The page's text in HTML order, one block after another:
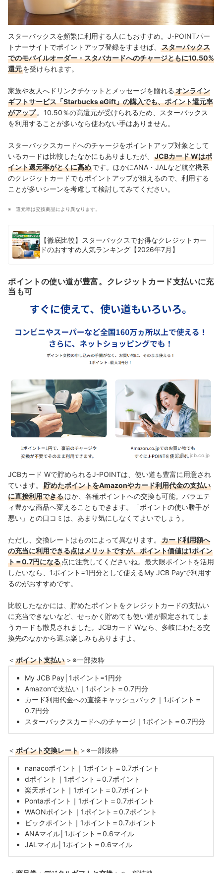
スターバックスを頻繁に利用する人にもおすすめ。J-POINTパー
トナーサイトでポイントアップ登録をすませば、
スターバックス
でのモバイルオーダー・スタバカードへのチャージともに10.50%
還元を受けられます。
家族や友人へドリンクチケットとメッセージを贈れる オンライン
ギフトサービス「Starbucks eGift」の購入でも、ポイント還元率
がアップ 。10.50％の高還元が受けられるため、スターバックス
を利用することが多いなら使わない手はありません。
スターバックスカードへのチャージをポイントアップ対象として
いるカードは比較したなかにもありましたが、
JCBカード Wはポ
イント還元率がとくに高めです。ほかにANA・JALなど航空機系
のクレジットカードでもポイントアップが狙えるので、利用する
ことが多いシーンを考慮して検討してみてください。
還元率は交換商品により異なります。
【徹底比較】スターバックスでお得なクレジットカー
ドのおすすめ人気ランキング【2026年7月】
ポイントの使い道が豊富。クレジットカード支払いに充
当も可
出典： jcb.co.jp
JCBカード Wで貯められるJ-POINTは、使い道も豊富に用意され
ています。
貯めたポイントをAmazonやカード利用代金の支払い
に直接利用できるほか、各種ポイントへの交換も可能。バラエテ
ィ豊かな商品へ変えることもできます。「ポイントの使い勝手が
悪い」との口コミは、あまり気にしなくてよいでしょう。
ただし、交換レートはものによって異なります。
カード利用額へ
の充当に利用できる点はメリットですが、ポイント価値は1ポイン
ト＝0.7円になる 点に注意してくださいね。最大限ポイントを活用
したいなら、1ポイント=1円分として使えるMy JCB Payで利用す
るのがおすすめです。
比較したなかには、貯めたポイントをクレジットカードの支払い
に充当できないなど、せっかく貯めても使い道が限定されてしま
うカードも散見されました。 JCBカード Wなら、多岐にわたる交
換先のなかから選ぶ楽しみもありますよ。
＜ ポイント支払い ＞※一部抜粋
My JCB Pay│1ポイント=1円分
Amazonで支払い｜1ポイント＝0.7円分
カード利用代金への直接キャッシュバック｜1ポイント＝
0.7円分
スターバックスカードへのチャージ｜1ポイント＝0.7円分
＜ ポイント交換レート ＞※一部抜粋
nanacoポイント｜1ポイント＝0.7ポイント
dポイント｜1ポイント＝0.7ポイント
楽天ポイント｜1ポイント＝0.7ポイント
Pontaポイント｜1ポイント＝0.7ポイント
WAONポイント｜1ポイント＝0.7ポイント
ビックポイント｜1ポイント＝0.7ポイント
ANAマイル│1ポイント＝0.6マイル
JALマイル│1ポイント＝0.6マイル